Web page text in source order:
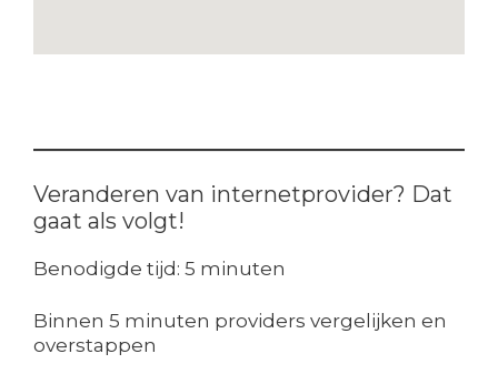
Veranderen van internetprovider? Dat
gaat als volgt!
Benodigde tijd: 5 minuten
Binnen 5 minuten providers vergelijken en
overstappen